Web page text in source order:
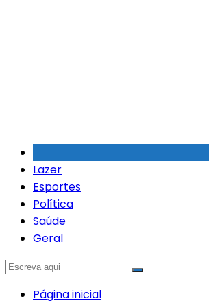
Lazer
Esportes
Política
Saúde
Geral
Página inicial